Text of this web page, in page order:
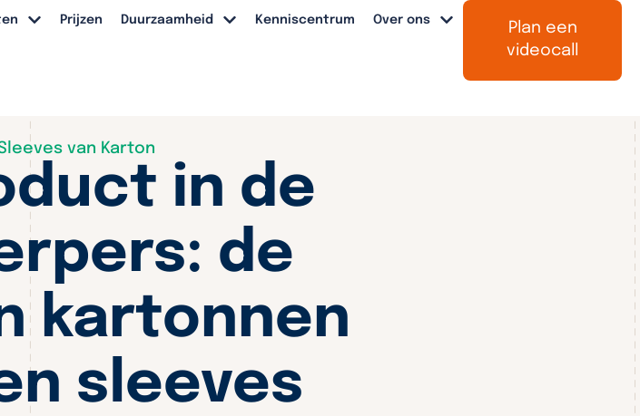
Prijzen Duurzaamheid Kenniscentrum Over ons
Plan een
videocall
van Karton
in de
de
kartonnen
sleeves